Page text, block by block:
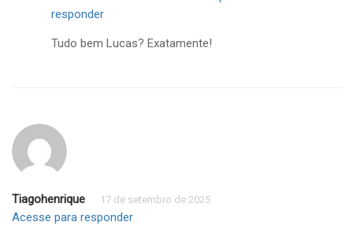
responder
Tudo bem Lucas? Exatamente!
Tiagohenrique 17 de setembro de 2025
Acesse para responder